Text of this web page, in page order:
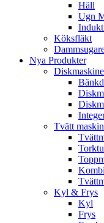
Häll
Ugn
Köksfläkt
Nya Produkter
Tvätt
Kyl & Frys
Kyl
Frys